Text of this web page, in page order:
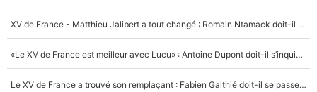
XV de France - Matthieu Jalibert a tout changé : Romain Ntamack doit-il s’inquiéter pour sa place à un an de la Coupe du monde ?
«Le XV de France est meilleur avec Lucu» : Antoine Dupont doit-il s’inquiéter pour sa place ?
Le XV de France a trouvé son remplaçant : Fabien Galthié doit-il se passer d'Antoine Dupont ?